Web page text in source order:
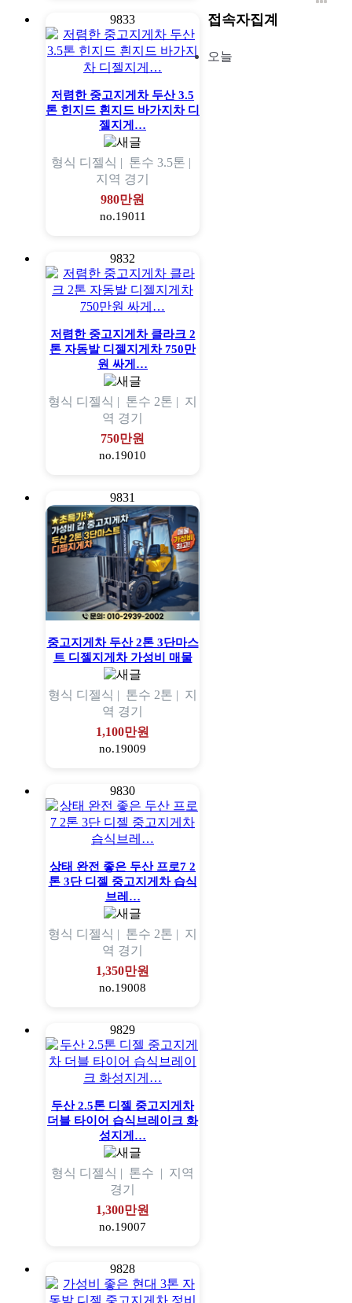
9833
저렴한 중고지게차 두산 3.5
톤 힌지드 흰지드 바가지차 디
젤지게…
형식 디젤식 | 톤수 3.5톤 |
지역 경기
980만원
no.19011
9832
저렴한 중고지게차 클라크 2
톤 자동발 디젤지게차 750만
원 싸게…
형식 디젤식 | 톤수 2톤 | 지
역 경기
750만원
no.19010
9831
중고지게차 두산 2톤 3단마스
트 디젤지게차 가성비 매물
형식 디젤식 | 톤수 2톤 | 지
역 경기
1,100만원
no.19009
9830
상태 완전 좋은 두산 프로7 2
톤 3단 디젤 중고지게차 습식
브레…
형식 디젤식 | 톤수 2톤 | 지
역 경기
1,350만원
no.19008
9829
두산 2.5톤 디젤 중고지게차
더블 타이어 습식브레이크 화
성지게…
형식 디젤식 | 톤수 | 지역
경기
1,300만원
no.19007
9828
접속자집계
오늘